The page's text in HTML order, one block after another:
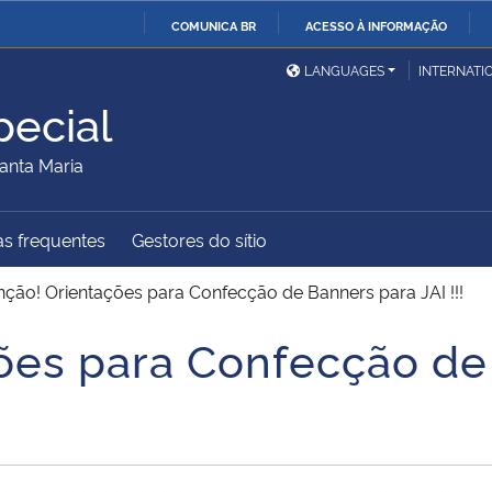
COMUNICA BR ACESSO À INFORMAÇÃO
Ministério da Defesa
Ministério das Relações
Exteriores
Ministério da Cidadania
Ministério do
Desenvolvimento Regional
Controladoria-Geral da
União
Advocacia-Geral da União Banco Central do Brasil
LANGUAGES
Maria
frequentes Gestores do sítio
Orientações para Confecção de Banners para JAI !!!
para Confecção